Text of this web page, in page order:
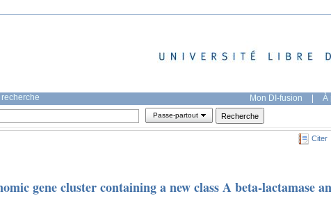
Mon DI-fusion | À
Passe-partout
Citer
gene cluster containing a new class A beta-lactamase